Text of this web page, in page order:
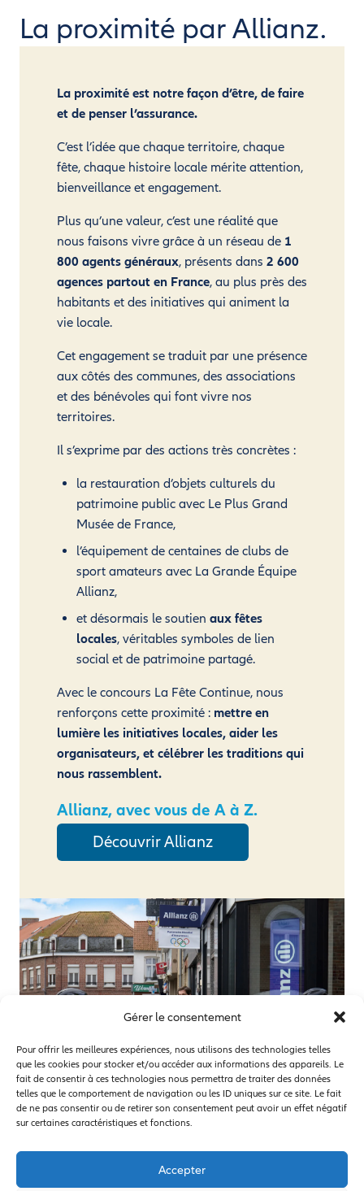
Gérer le consentement
Pour offrir les meilleures expériences, nous utilisons des technologies telles
que les cookies pour stocker et/ou accéder aux informations des appareils. Le
fait de consentir à ces technologies nous permettra de traiter des données
telles que le comportement de navigation ou les ID uniques sur ce site. Le fait
de ne pas consentir ou de retirer son consentement peut avoir un effet négatif
sur certaines caractéristiques et fonctions.
Accepter
La proximité par Allianz.
La proximité est notre façon d’être, de faire
et de penser l’assurance.
C’est l’idée que chaque territoire, chaque
fête, chaque histoire locale mérite attention,
bienveillance et engagement.
Plus qu’une valeur, c’est une réalité que
nous faisons vivre grâce à un réseau de 1
800 agents généraux, présents dans 2 600
agences partout en France, au plus près des
habitants et des initiatives qui animent la
vie locale.
Cet engagement se traduit par une présence
aux côtés des communes, des associations
et des bénévoles qui font vivre nos
territoires.
Il s’exprime par des actions très concrètes :
la restauration d’objets culturels du
patrimoine public avec Le Plus Grand
Musée de France,
l’équipement de centaines de clubs de
sport amateurs avec La Grande Équipe
Allianz,
et désormais le soutien aux fêtes
locales, véritables symboles de lien
social et de patrimoine partagé.
Avec le concours La Fête Continue, nous
renforçons cette proximité : mettre en
lumière les initiatives locales, aider les
organisateurs, et célébrer les traditions qui
nous rassemblent.
Allianz, avec vous de A à Z.
Découvrir Allianz